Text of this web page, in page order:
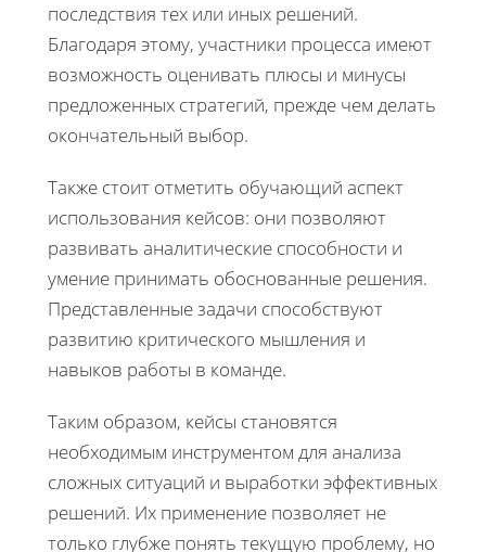
последствия тех или иных решений.
Благодаря этому, участники процесса имеют
возможность оценивать плюсы и минусы
предложенных стратегий, прежде чем делать
окончательный выбор.
Также стоит отметить обучающий аспект
использования кейсов: они позволяют
развивать аналитические способности и
умение принимать обоснованные решения.
Представленные задачи способствуют
развитию критического мышления и
навыков работы в команде.
Таким образом, кейсы становятся
необходимым инструментом для анализа
сложных ситуаций и выработки эффективных
решений. Их применение позволяет не
только глубже понять текущую проблему, но